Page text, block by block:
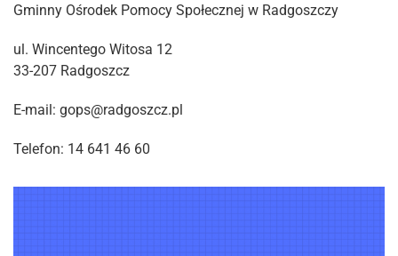
Gminny Ośrodek Pomocy Społecznej w Radgoszczy
ul. Wincentego Witosa 12
33-207 Radgoszcz
E-mail: gops@radgoszcz.pl
Telefon: 14 641 46 60